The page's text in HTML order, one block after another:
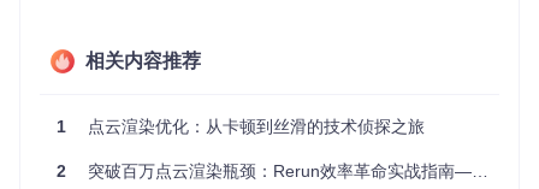
渲染计算占比45%：CPU-GPU数据交换和着色器执行成为
相关内容推荐
1 点云渲染优化：从卡顿到丝滑的技术侦探之旅
2 突破百万点云渲染瓶颈：Rerun效率革命实战指南——从卡顿到丝滑的性能优化之旅